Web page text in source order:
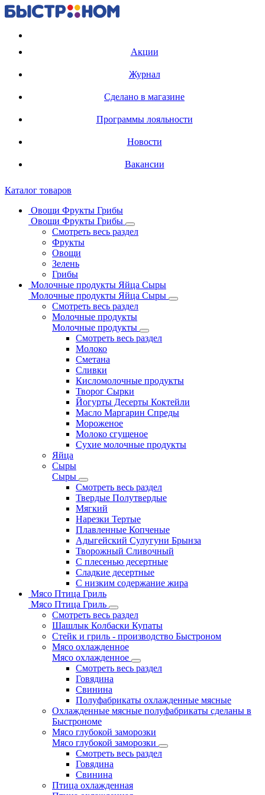
Акции
Журнал
Сделано в магазине
Программы лояльности
Новости
Вакансии
Каталог товаров
Овощи Фрукты Грибы
Овощи Фрукты Грибы
Смотреть весь раздел
Фрукты
Овощи
Зелень
Грибы
Молочные продукты Яйца Сыры
Молочные продукты Яйца Сыры
Смотреть весь раздел
Молочные продукты
Молочные продукты
Смотреть весь раздел
Молоко
Сметана
Сливки
Кисломолочные продукты
Творог Сырки
Йогурты Десерты Коктейли
Масло Маргарин Спреды
Мороженое
Молоко сгущеное
Сухие молочные продукты
Яйца
Сыры
Сыры
Смотреть весь раздел
Твердые Полутвердые
Мягкий
Нарезки Тертые
Плавленные Копченые
Адыгейский Сулугуни Брынза
Творожный Сливочный
С плесенью десертные
Сладкие десертные
С низким содержание жира
Мясо Птица Гриль
Мясо Птица Гриль
Смотреть весь раздел
Шашлык Колбаски Купаты
Стейк и гриль - производство Быстроном
Мясо охлажденное
Мясо охлажденное
Смотреть весь раздел
Говядина
Свинина
Полуфабрикаты охлажденные мясные
Охлажденные мясные полуфабрикаты сделаны в
Быстрономе
Мясо глубокой заморозки
Мясо глубокой заморозки
Смотреть весь раздел
Говядина
Свинина
Птица охлажденная